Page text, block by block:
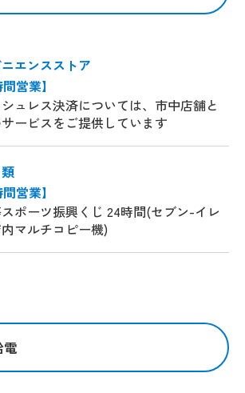
エンスストア
間営業】
ュレス決済については、市中店舗と
ービスをご提供しています
間営業】
ポーツ振興くじ 24時間(セブン-イレ
マルチコピー機)
電